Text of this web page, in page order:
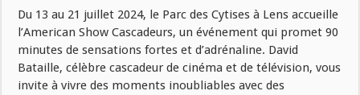
Du 13 au 21 juillet 2024, le Parc des Cytises à Lens accueille
l’American Show Cascadeurs, un événement qui promet 90
minutes de sensations fortes et d’adrénaline. David
Bataille, célèbre cascadeur de cinéma et de télévision, vous
invite à vivre des moments inoubliables avec des